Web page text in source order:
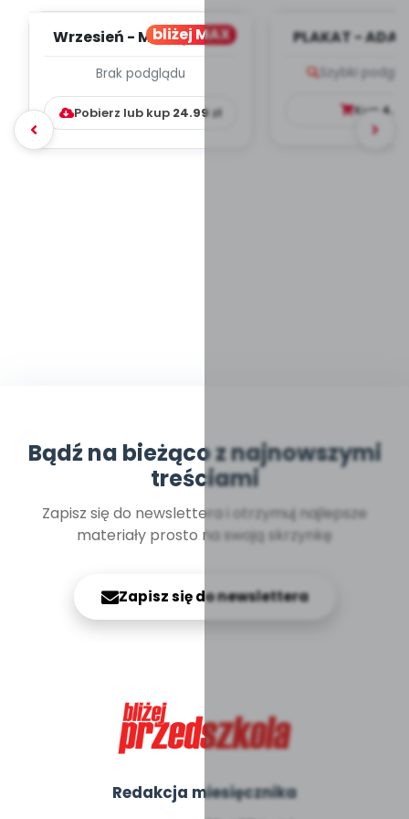
bliżej MAX
Wrzesień - MIESIĘCZNY
WYCHOWAWCZO –
DYDAKTYC...
Brak podglądu
Pobierz lub kup 24.99zł
PLAKAT -
Szybki
Kup
Bądź na bieżąco z najnowszymi
treściami
Zapisz się do newslettera i otrzymuj najlepsze
materiały prosto na swoją skrzynkę
Zapisz się do newslettera
Redakcja miesięcznika